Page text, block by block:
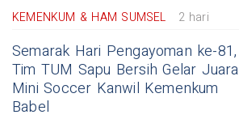
KEMENKUM & HAM SUMSEL 2 hari
Semarak Hari Pengayoman ke-81,
Tim TUM Sapu Bersih Gelar Juara
Mini Soccer Kanwil Kemenkum
Babel